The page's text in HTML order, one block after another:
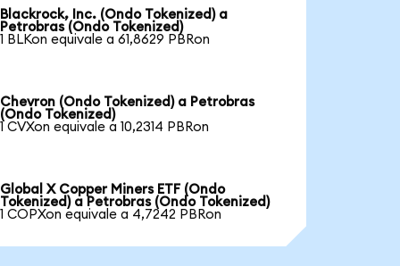
Blackrock, Inc. (Ondo Tokenized) a
Petrobras (Ondo Tokenized)
1 BLKon equivale a 61,8629 PBRon
Chevron (Ondo Tokenized) a Petrobras
(Ondo Tokenized)
1 CVXon equivale a 10,2314 PBRon
Global X Copper Miners ETF (Ondo
Tokenized) a Petrobras (Ondo Tokenized)
1 COPXon equivale a 4,7242 PBRon